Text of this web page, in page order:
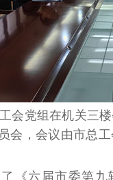
会党组在机关三
会，会议由市总
《六届市委第